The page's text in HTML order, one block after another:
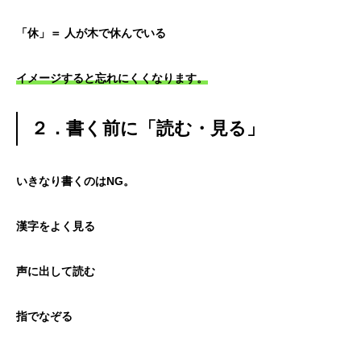
「休」＝ 人が木で休んでいる
イメージすると忘れにくくなります。
２．書く前に「読む・見る」
いきなり書くのはNG。
漢字をよく見る
声に出して読む
指でなぞる